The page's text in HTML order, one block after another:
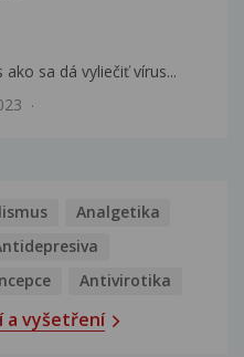
sa dá vyliečiť vírus...
Analgetika
Antivirotika
a vyšetření